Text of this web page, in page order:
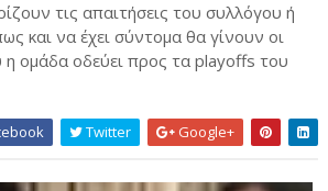
τις απαιτήσεις του συλλόγου ή
και να έχει σύντομα θα γίνουν οι
ομάδα οδεύει προς τα playoffs του
Twitter Google+